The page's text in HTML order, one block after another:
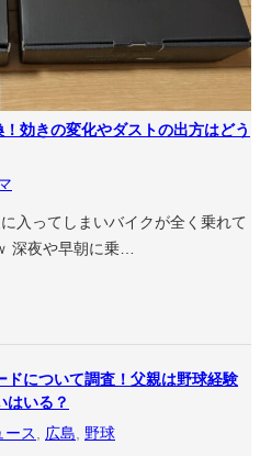
効きの変化やダストの出方はどう
入ってしまいバイクが全く乗れて
深夜や早朝に乗…
について調査！父親は野球経験
はいる？
ース, 広島, 野球